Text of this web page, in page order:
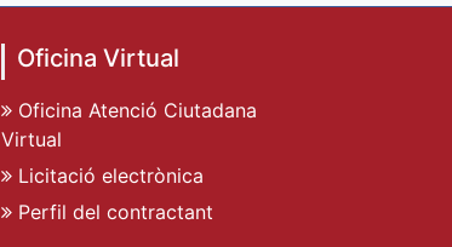
Oficina Virtual
Oficina Atenció Ciutadana
Virtual
Licitació electrònica
Perfil del contractant